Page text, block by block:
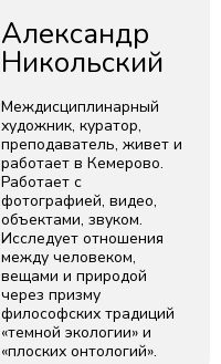
Александр
Никольский
Междисциплинарный
художник, куратор,
преподаватель, живет и
работает в Кемерово.
Работает с
фотографией, видео,
объектами, звуком.
Исследует отношения
между человеком,
вещами и природой
через призму
философских традиций
«темной экологии» и
«плоских онтологий».